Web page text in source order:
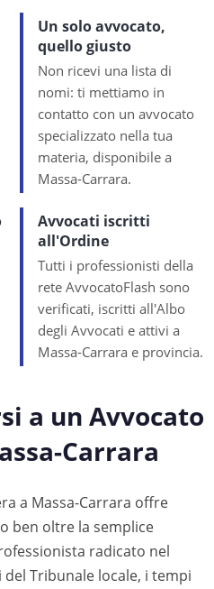
Un solo avvocato,
quello giusto
Non ricevi una lista di
nomi: ti mettiamo in
contatto con un avvocato
specializzato nella tua
materia, disponibile a
Massa-Carrara.
Avvocati iscritti
all'Ordine
Tutti i professionisti della
rete AvvocatoFlash sono
verificati, iscritti all'Albo
degli Avvocati e attivi a
Massa-Carrara e provincia.
a un Avvocato
Carrara
a Massa-Carrara offre
ben oltre la semplice
radicato nel
Tribunale locale, i tempi